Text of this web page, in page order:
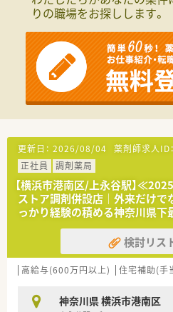
■応需科目や処方箋枚数、人員
が、協力して業務を進められ
【勤務実態について】
■年間休日は117日でシフトに
給休暇は半日単位で柔軟に取得
■取得率97.6パーセントを誇る
りとリフレッシュしながら長
■全店舗平均の残業時間は1日
【想定されるモデル年収】
■26歳でドラッグストア経験2
万円での条件提示実績があり
■30歳で調剤薬局経験4年の方
実績となっており、経験に応じ
■36歳で調剤薬局経験7年6ヶ月
提示実績があり、安定して長
【法人特徴について】
■関東および東海の住宅街を中
■連続成長を31年間更新して
りの職場をお探しします。
更新日： 2026/08/04 薬剤師求人ID：
正社員
調剤薬局
【横浜市港南区/上永谷駅】
ストア調剤併設店｜外来だけで
っかり経験の積める神奈川県
検討リス
高給与(600万円以上) 住宅補助(手
神奈川県 横浜市港南区